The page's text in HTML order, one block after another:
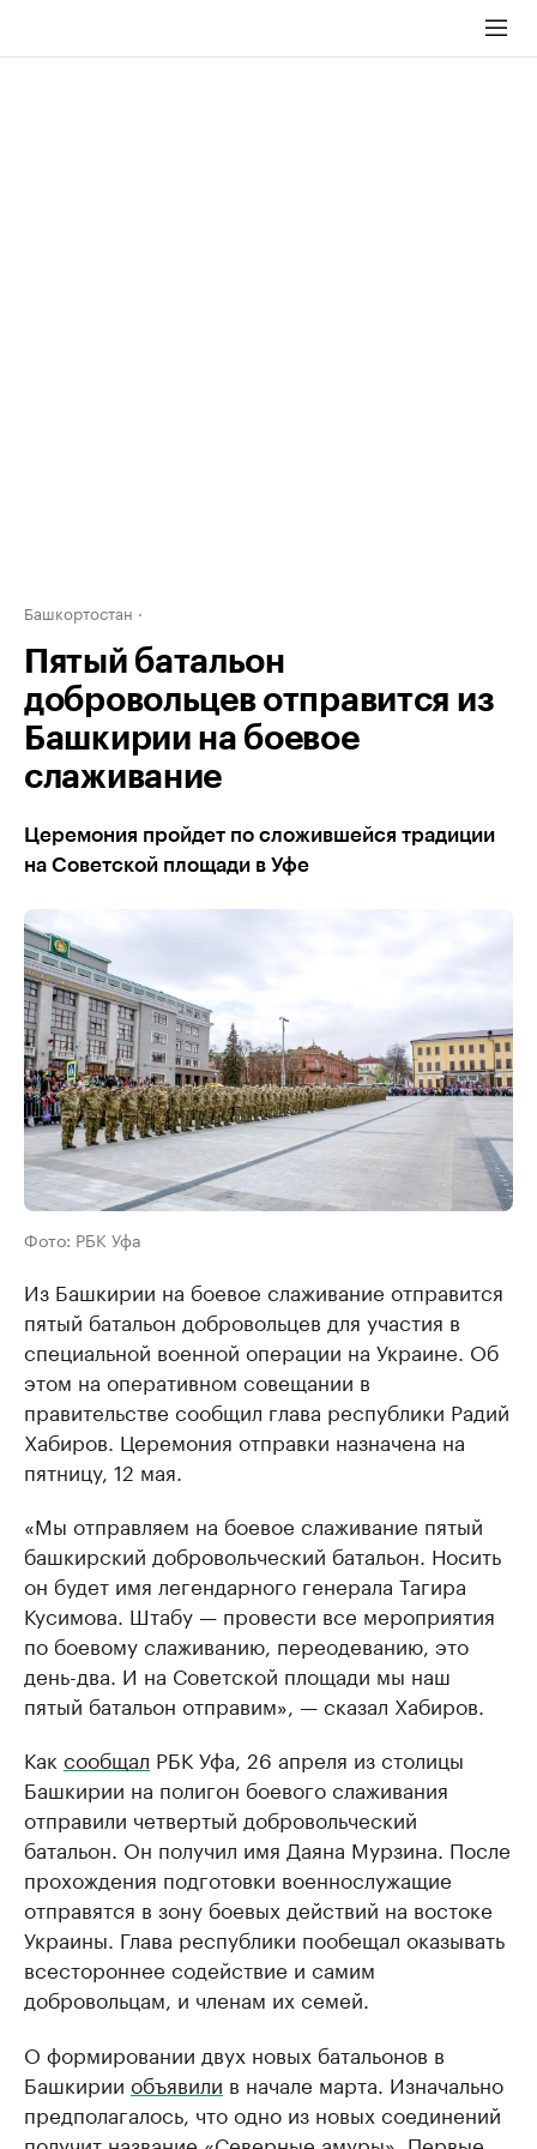
Башкортостан
Пятый батальон
добровольцев отправится из
Башкирии на боевое
слаживание
Церемония пройдет по сложившейся традиции
на Советской площади в Уфе
Фото: РБК Уфа
Из Башкирии на боевое слаживание отправится
пятый батальон добровольцев для участия в
специальной военной операции на Украине. Об
этом на оперативном совещании в
правительстве сообщил глава республики Радий
Хабиров. Церемония отправки назначена на
пятницу, 12 мая.
«Мы отправляем на боевое слаживание пятый
башкирский добровольческий батальон. Носить
он будет имя легендарного генерала Тагира
Кусимова. Штабу — провести все мероприятия
по боевому слаживанию, переодеванию, это
день-два. И на Советской площади мы наш
пятый батальон отправим», — сказал Хабиров.
Как сообщал РБК Уфа, 26 апреля из столицы
Башкирии на полигон боевого слаживания
отправили четвертый добровольческий
батальон. Он получил имя Даяна Мурзина. После
прохождения подготовки военнослужащие
отправятся в зону боевых действий на востоке
Украины. Глава республики пообещал оказывать
всестороннее содействие и самим
добровольцам, и членам их семей.
О формировании двух новых батальонов в
Башкирии объявили в начале марта. Изначально
предполагалось, что одно из новых соединений